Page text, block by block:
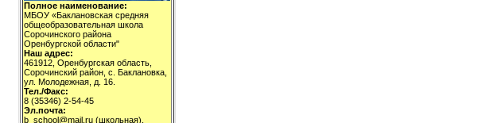
Полное наименование:
МБОУ «Баклановская средняя
общеобразовательная школа
Сорочинского района
Оренбургской области"
Наш адрес:
461912, Оренбургская область,
Сорочинский район, с. Баклановка,
ул. Молодежная, д. 16.
Тел./Факс:
8 (35346) 2-54-45
Эл.почта:
b_school@mail.ru (школьная),